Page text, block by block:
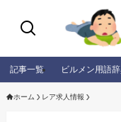
記事一覧 ビルメン用語
ホーム レア求人情報